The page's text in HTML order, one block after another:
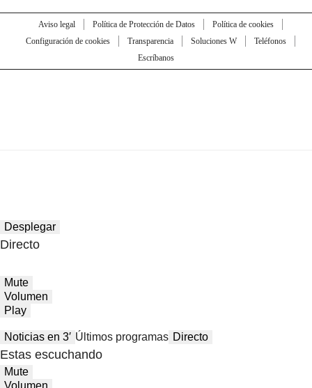
Aviso legal Política de Protección de Datos
Política de cookies
Configuración de cookies
Transparencia Soluciones W
Teléfonos
Escríbanos
Desplegar
Directo
Mute
Volumen
Play
Noticias en 3′ Últimos programas Directo
Estas escuchando
Mute
Volumen